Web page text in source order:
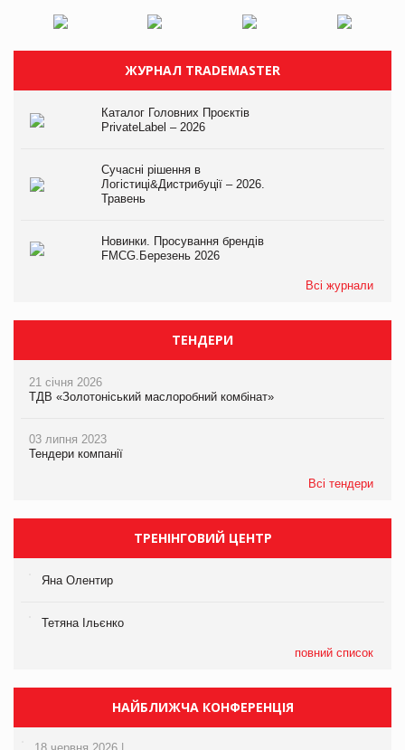
ЖУРНАЛ TRADEMASTER
Каталог Головних Проєктів
PrivateLabel – 2026
Сучасні рішення в
Логістиці&Дистрибуції – 2026.
Травень
Новинки. Просування брендів
FMCG.Березень 2026
Всі журнали
ТЕНДЕРИ
21 січня 2026
ТДВ «Золотоніський маслоробний комбінат»
03 липня 2023
Тендери компанії
Всі тендери
ТРЕНІНГОВИЙ ЦЕНТР
Яна Олентир
Тетяна Ільєнко
повний список
НАЙБЛИЖЧА КОНФЕРЕНЦІЯ